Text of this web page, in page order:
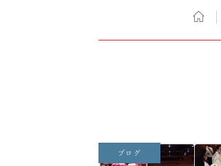
ブログ